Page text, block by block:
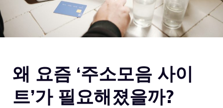
왜 요즘 ‘주소모음 사이
트’가 필요해졌을까?